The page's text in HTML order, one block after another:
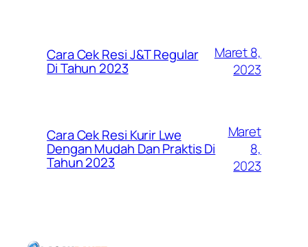
Cara Cek Resi J&T Regular
Di Tahun 2023
Maret 8,
2023
Cara Cek Resi Kurir Lwe
Dengan Mudah Dan Praktis Di
Tahun 2023
Maret
8,
2023